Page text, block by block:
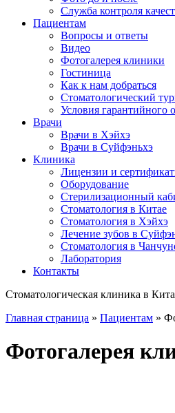
Служба контроля
Пациентам
Вопросы и ответы
Видео
Фотогалерея клиники
Гостиница
Как к нам добраться
Стоматологический
Условия гарантийного
Врачи
Врачи в Хэйхэ
Врачи в Суйфэньхэ
Клиника
Лицензии и
Оборудование
Стерилизационный
Стоматология в Китае
Стоматология в Хэйхэ
Лечение зубов в
Стоматология в
Лаборатория
Контакты
Стоматологическая клиника в
Главная страница » Пациентам »
Фотогалерея